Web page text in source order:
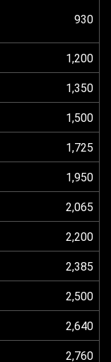
930
1,200
1,350
1,500
1,725
1,950
2,065
2,200
2,385
2,500
2,640
2,760